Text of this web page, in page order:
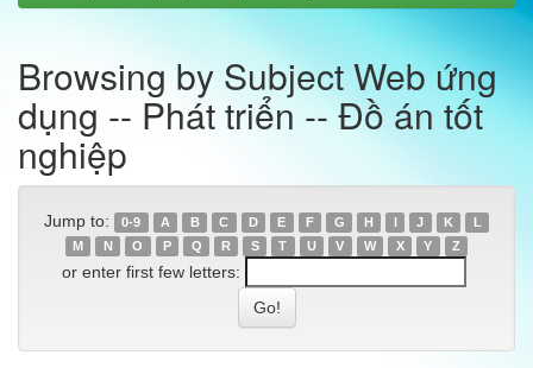
Browsing by Subject Web ứng
dụng -- Phát triển -- Đồ án tốt
nghiệp
Jump to: 0-9 A B C D E F G H I J K
L
M
N O P Q R S T U V W X Y Z
or enter first few letters: